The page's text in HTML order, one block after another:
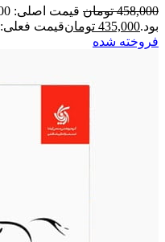
458,000 تومان
بود.435,000 تومانقیمت فعلی: 435,000 تومان.
فروخته شده